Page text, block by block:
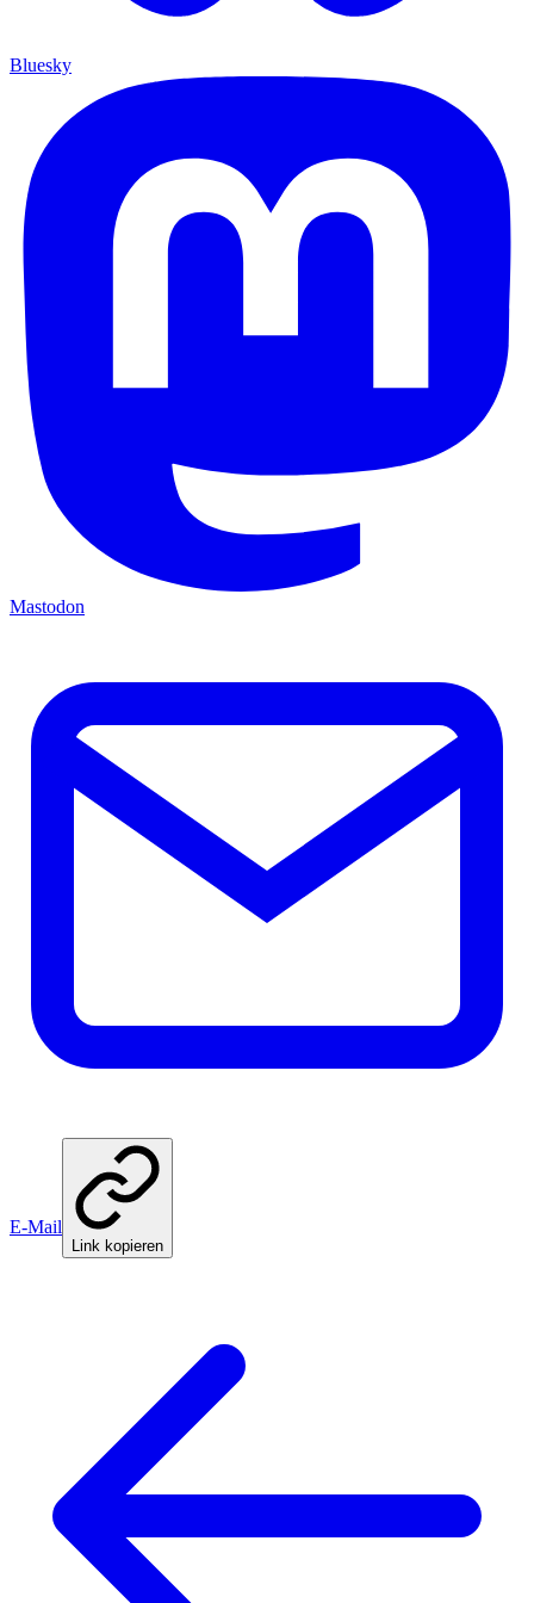
Bluesky
Mastodon
E-Mail
Link kopieren